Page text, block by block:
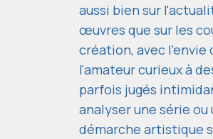
aussi bien sur
œuvres que sur les
création, avec l'envie
l'amateur curieux à
parfois jugés
analyser une série ou
démarche artistique